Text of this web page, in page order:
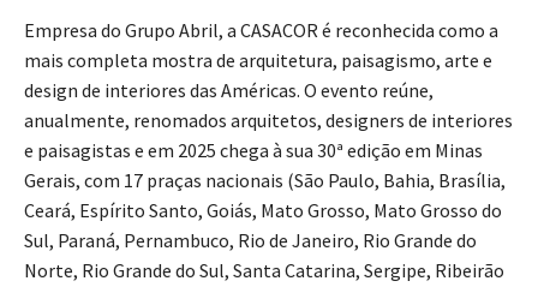
Empresa do Grupo Abril, a CASACOR é reconhecida como a
mais completa mostra de arquitetura, paisagismo, arte e
design de interiores das Américas. O evento reúne,
anualmente, renomados arquitetos, designers de interiores
e paisagistas e em 2025 chega à sua 30ª edição em Minas
Gerais, com 17 praças nacionais (São Paulo, Bahia, Brasília,
Ceará, Espírito Santo, Goiás, Mato Grosso, Mato Grosso do
Sul, Paraná, Pernambuco, Rio de Janeiro, Rio Grande do
Norte, Rio Grande do Sul, Santa Catarina, Sergipe, Ribeirão